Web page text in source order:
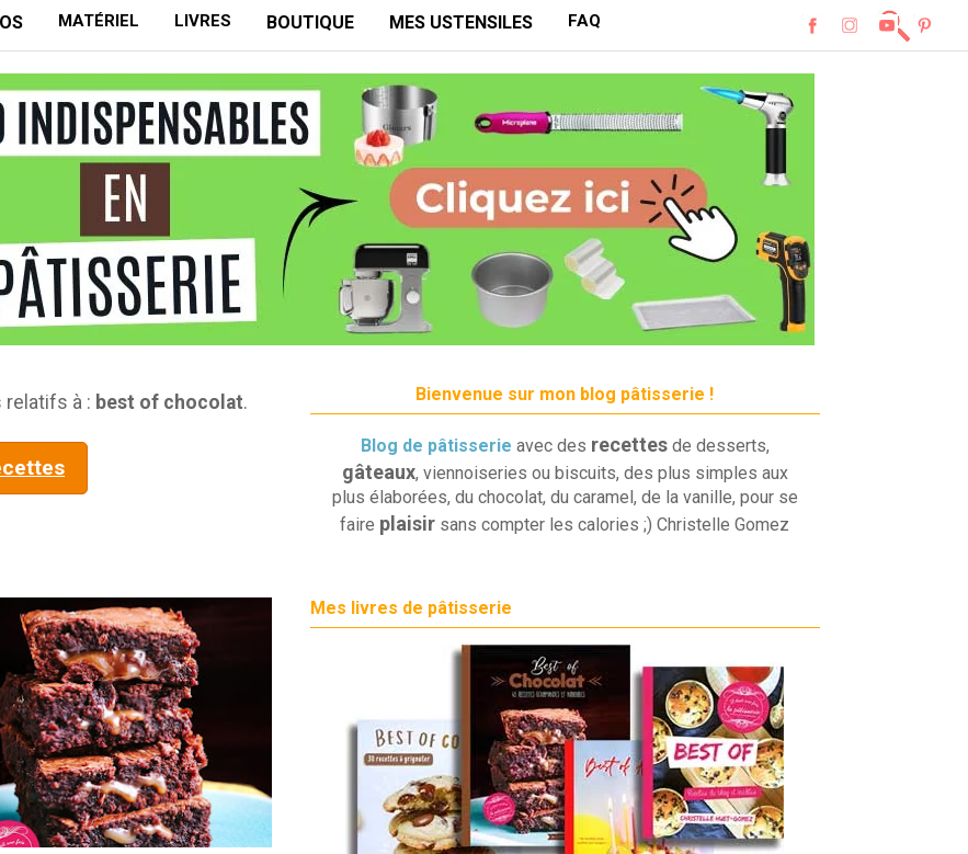
MATÉRIEL LIVRES BOUTIQUE MES USTENSILES FAQ
à : best of chocolat. Bienvenue sur mon blog pâtisserie !
Blog de pâtisserie avec des recettes de desserts,
gâteaux, viennoiseries ou biscuits, des plus simples aux
plus élaborées, du chocolat, du caramel, de la vanille, pour se
faire plaisir sans compter les calories ;) Christelle Gomez
Mes livres de pâtisserie